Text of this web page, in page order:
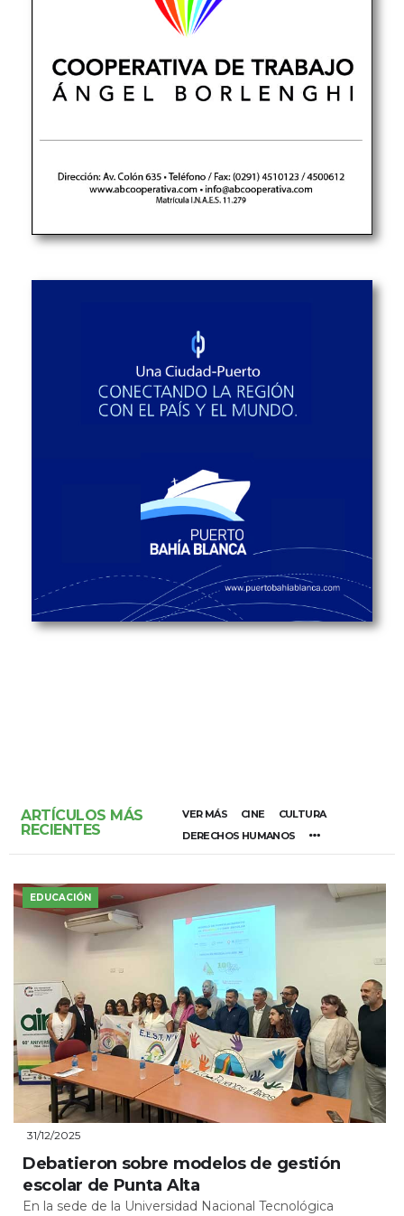
ARTÍCULOS MÁS
RECIENTES
VER MÁS CINE
CULTURA
DERECHOS HUMANOS
EDUCACIÓN
31/12/2025
Debatieron sobre modelos de gestión
escolar de Punta Alta
En la sede de la Universidad Nacional Tecnológica